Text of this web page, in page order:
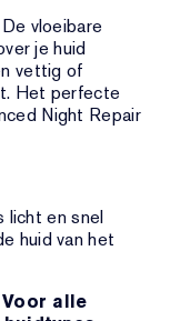
vloeibare
je huid
vettig of
Het perfecte
Night Repair
licht en snel
huid van het
alle